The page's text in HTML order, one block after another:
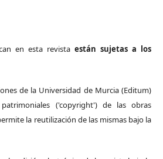
en esta revista están sujetas a los
de la Universidad de Murcia (Editum)
('copyright') de las obras
la reutilización de las mismas bajo la